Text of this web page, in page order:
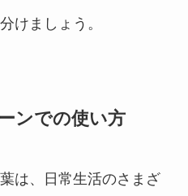
けましょう。
ンでの使い方
は、日常生活のさまざ